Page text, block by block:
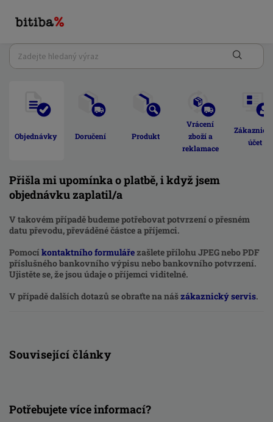
Objednávky Doručení Produkt
Vrácení
zboží a
reklamace
účet
Přišla mi upomínka o platbě, i když jsem
objednávku zaplatil/a
V takovém případě budeme potřebovat potvrzení o přesném
datu převodu, převáděné částce a příjemci.
Pomocí kontaktního formulářezašlete přílohu JPEG nebo PDF
příslušného bankovního výpisu nebo bankovního potvrzení.
Ujistěte se, že jsou údaje o příjemci viditelné.
V případě dalších dotazů se obraťte na nášzákaznický servis.
Související články
Potřebujete více informací?